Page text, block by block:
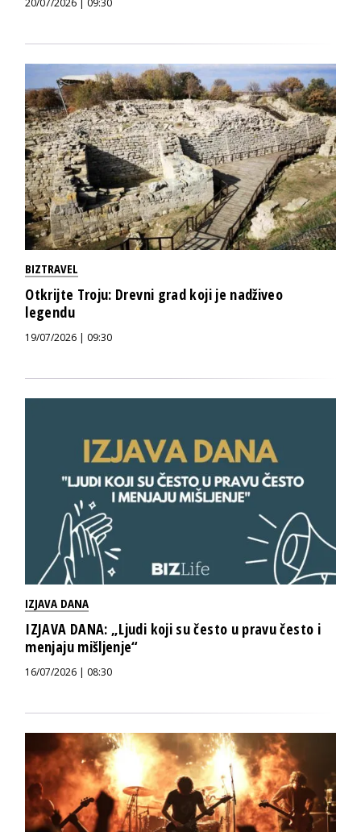
BIZTRAVEL
Otkrijte Troju: Drevni grad koji je nadživeo
legendu
19/07/2026 | 09:30
IZJAVA DANA
IZJAVA DANA: „Ljudi koji su često u pravu često i
menjaju mišljenje“
16/07/2026 | 08:30